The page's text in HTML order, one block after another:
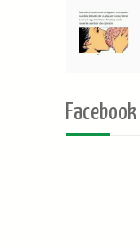
Facebook